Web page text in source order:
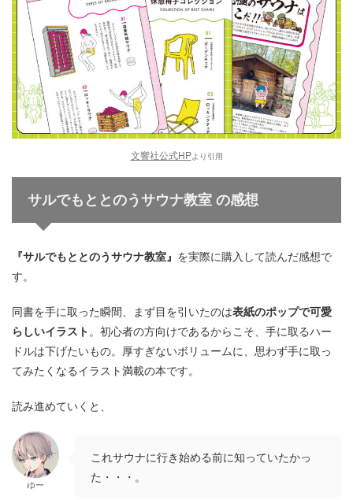
文響社公式HPより引用
サルでもととのうサウナ教室 の感想
『サルでもととのうサウナ教室』 を実際に購入して読んだ感想で
す。
同書を手に取った瞬間、まず目を引いたのは表紙のポップで可愛
らしいイラスト 。初心者の方向けであるからこそ、手に取るハー
ドルは下げたいもの。厚すぎないボリュームに、思わず手に取っ
てみたくなるイラスト満載の本です。
読み進めていくと、
ゆー
これサウナに行き始める前に知っていたかっ
た・・・。